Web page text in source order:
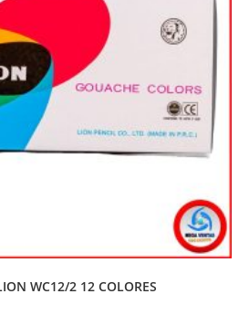
WC12/2 12 COLORES